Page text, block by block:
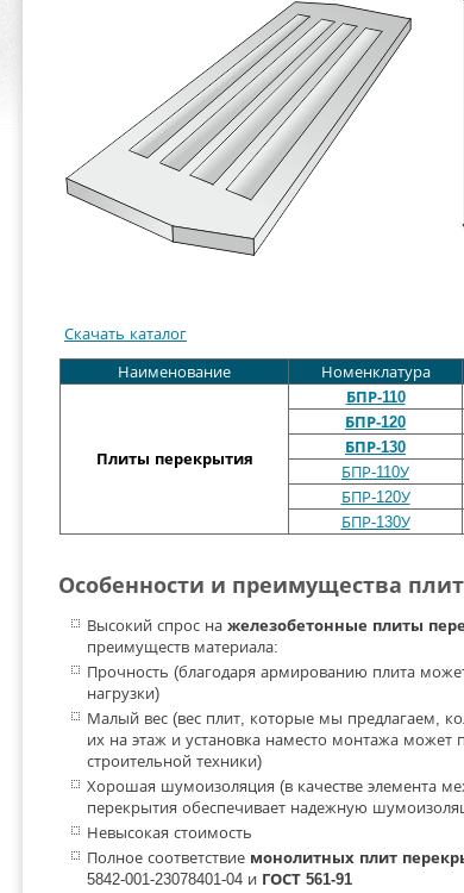
Скачать каталог
Наименование Номенклатура
Плиты перекрытия
БПР-110
БПР-120
БПР-130
БПР-110У
БПР-120У
БПР-130У
Особенности и преимущества
Высокий спрос на железобетонные плиты
преимуществ материала:
Прочность (благодаря армированию плита
нагрузки)
Малый вес (вес плит, которые мы предлагаем,
их на этаж и установка наместо монтажа может
строительной техники)
Хорошая шумоизоляция (в качестве элемента
перекрытия обеспечивает надежную
Невысокая стоимость
Полное соответствие монолитных плит
5842-001-23078401-04 и ГОСТ 561-91